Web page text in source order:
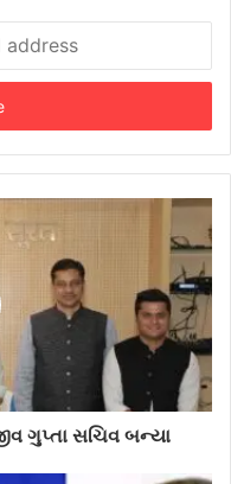
ગુપ્તા સચિવ બન્યા